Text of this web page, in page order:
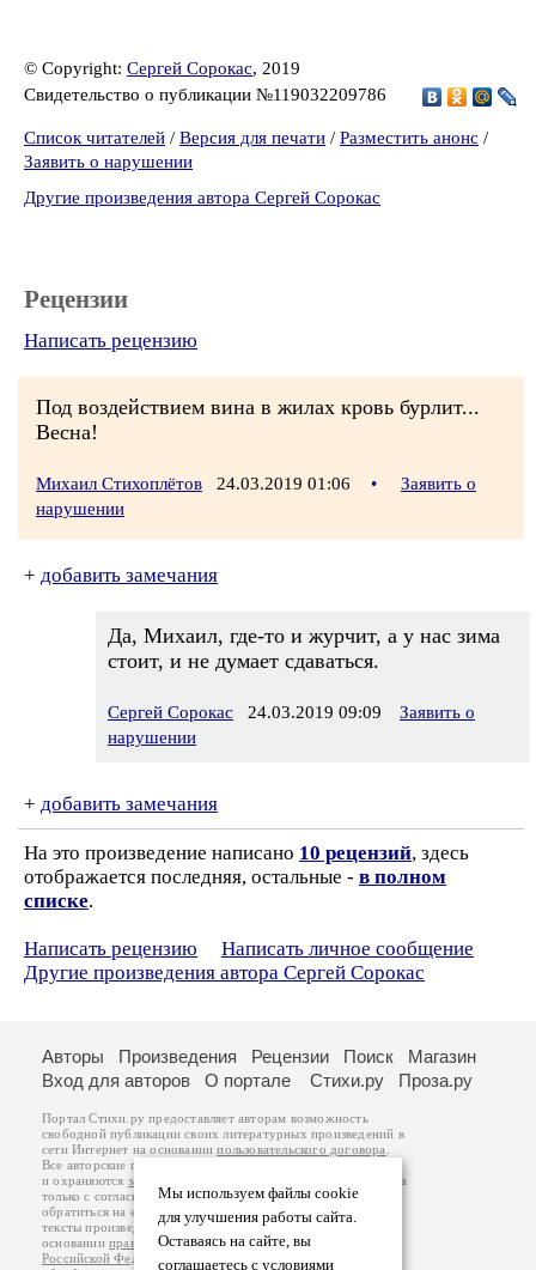
© Copyright: Сергей Сорокас, 2019
Свидетельство о публикации №119032209786
Список читателей / Версия для печати / Разместить анонс /
Заявить о нарушении
Другие произведения автора Сергей Сорокас
Рецензии
Написать рецензию
Под воздействием вина в жилах кровь бурлит...
Весна!
Михаил Стихоплётов 24.03.2019 01:06 •
Заявить о
нарушении
+ добавить замечания
Да, Михаил, где-то и журчит, а у нас зима
стоит, и не думает сдаваться.
Сергей Сорокас 24.03.2019 09:09
Заявить о
нарушении
+ добавить замечания
На это произведение написано 10 рецензий, здесь
отображается последняя, остальные - в полном
списке.
Написать рецензию
Написать личное сообщение
Другие произведения автора Сергей Сорокас
Мы используем файлы cookie
для улучшения работы сайта.
Оставаясь на сайте, вы
соглашаетесь с условиями
Авторы Произведения Рецензии Поиск
Магазин
Вход для авторов
О портале Стихи.ру Проза.ру
Портал Стихи.ру предоставляет авторам возможность
свободной публикации своих литературных произведений в
сети Интернет на основаниипользовательского договора
Все авторские права на произведения принадлежат авторам
и охраняются законом
. Перепечатка произведений возможна
только с согласия его автора, к которому вы можете
обратиться на его авторской странице. Ответственность за
тексты произведений авторы несут самостоятельно на
основанииправил публикацииизаконодательства
Российской Федерации